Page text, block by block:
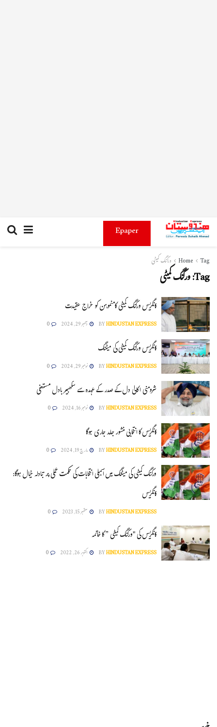
Epaper
Home Tag ورکنگ کمیٹی
Tag:ورکنگ کمیٹی
کانگریس ورکنگ کمیٹی کامنموہن کو خراج عقیدت
BYHINDUSTAN EXPRESS دسمبر 29, 2024 0
کانگریس ورکنگ کمیٹی کی میٹنگ
BYHINDUSTAN EXPRESS نومبر 29, 2024 0
شرومنی اکالی دل کے صدر کے عہدہ سے سکھبیر بادل مستعفی
BYHINDUSTAN EXPRESS نومبر 16, 2024 0
کانگریس کا انتخابی منشور جلد جاری ہوگا
BYHINDUSTAN EXPRESS مارچ 19, 2024 0
ورکنگ کمیٹی کی میٹنگ میں اسمبلی انتخابات کی حکمت عملی پر تبادلہ خیال ہوگا:
کانگریس
BYHINDUSTAN EXPRESS ستمبر 15, 2023 0
کانگریس کی "ورکنگ کمیٹی ” کا خاتمہ
BYHINDUSTAN EXPRESS اکتوبر 26, 2022 0